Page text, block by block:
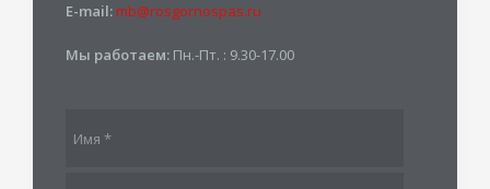
E-mail: mb@rosgornospas.ru
Мы работаем: Пн.-Пт. : 9.30-17.00